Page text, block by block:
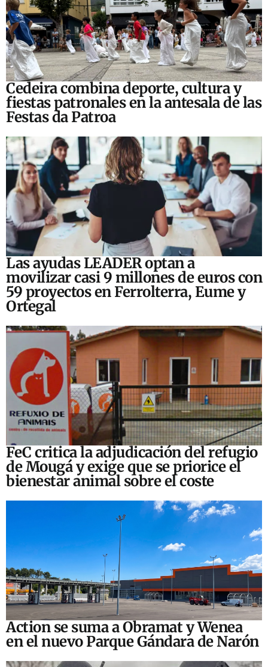
Cedeira combina deporte, cultura y
fiestas patronales en la antesala de las
Festas da Patroa
Las ayudas LEADER optan a
movilizar casi 9 millones de euros con
59 proyectos en Ferrolterra, Eume y
Ortegal
FeC critica la adjudicación del refugio
de Mougá y exige que se priorice el
bienestar animal sobre el coste
Action se suma a Obramat y Wenea
en el nuevo Parque Gándara de Narón